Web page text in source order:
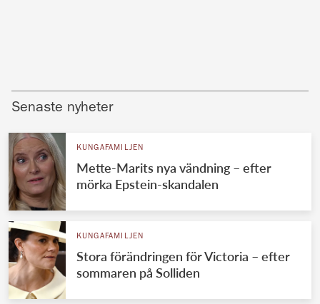
Senaste nyheter
KUNGAFAMILJEN
Mette-Marits nya vändning – efter
mörka Epstein-skandalen
KUNGAFAMILJEN
Stora förändringen för Victoria – efter
sommaren på Solliden